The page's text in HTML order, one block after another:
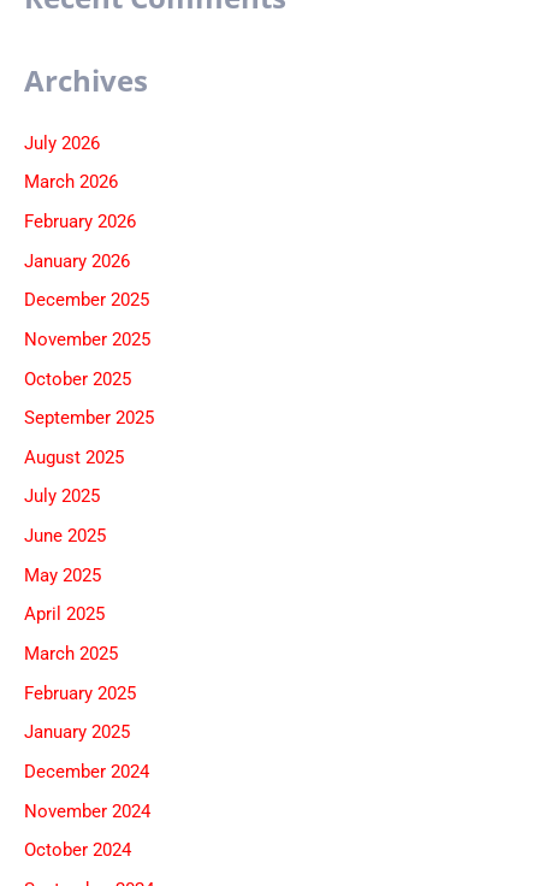
Archives
July 2026
March 2026
February 2026
January 2026
December 2025
November 2025
October 2025
September 2025
August 2025
July 2025
June 2025
May 2025
April 2025
March 2025
February 2025
January 2025
December 2024
November 2024
October 2024